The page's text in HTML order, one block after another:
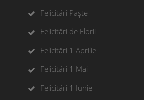
Felicitări Paște
Felicitări de Florii
Felicitări 1 Aprilie
Felicitări 1 Mai
Felicitări 1 Iunie